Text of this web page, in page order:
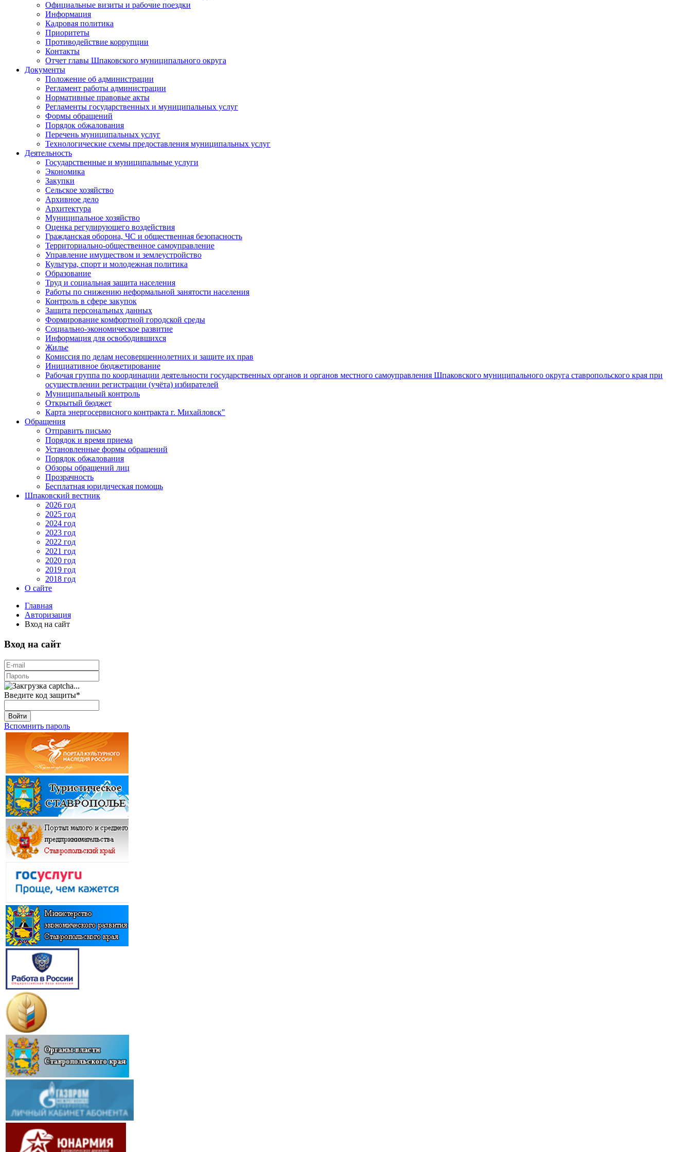
Официальные визиты и рабочие поездки
Информация
Кадровая политика
Приоритеты
Противодействие коррупции
Контакты
Отчет главы Шпаковского муниципального округа
Документы
Положение об администрации
Регламент работы администрации
Нормативные правовые акты
Регламенты государственных и муниципальных услуг
Формы обращений
Порядок обжалования
Перечень муниципальных услуг
Технологические схемы предоставления муниципальных услуг
Деятельность
Государственные и муниципальные услуги
Экономика
Закупки
Сельское хозяйство
Архивное дело
Архитектура
Муниципальное хозяйство
Оценка регулирующего воздействия
Гражданская оборона, ЧС и общественная безопасность
Территориально-общественное самоуправление
Управление имуществом и землеустройство
Культура, спорт и молодежная политика
Образование
Труд и социальная защита населения
Работы по снижению неформальной занятости населения
Контроль в сфере закупок
Защита персональных данных
Формирование комфортной городской среды
Социально-экономическое развитие
Информация для освободившихся
Жилье
Комиссия по делам несовершеннолетних и защите их прав
Инициативное бюджетирование
Рабочая группа по координации деятельности государственных органов и органов местного самоуправления Шпаковского муниципального округа ставропольского края при
осуществлении регистрации (учёта) избирателей
Муниципальный контроль
Открытый бюджет
Карта энергосервисного контракта г. Михайловск"
Обращения
Отправить письмо
Порядок и время приема
Установленные формы обращений
Порядок обжалования
Обзоры обращений лиц
Прозрачность
Бесплатная юридическая помощь
Шпаковский вестник
2026 год
2025 год
2024 год
2023 год
2022 год
2021 год
2020 год
2019 год
2018 год
О сайте
Главная
Авторизация
Вход на сайт
Вход на сайт
Введите код защиты*
Войти
Вспомнить пароль